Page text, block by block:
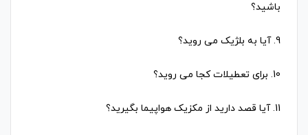
باشید؟
9. آیا به بلژیک می روید؟
10. برای تعطیلات کجا می روید؟
11. آیا قصد دارید از مکزیک هواپیما بگیرید؟